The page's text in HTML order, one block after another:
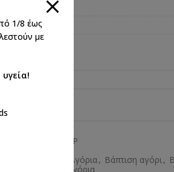
Α532Ρ
Everkid 2025 Αγόρια, Βάπτιση αγόρι,
παπούτσια για αγόρια
1/8 έως
με